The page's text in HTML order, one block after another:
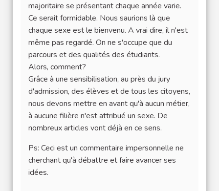
majoritaire se présentant chaque année varie.
Ce serait formidable. Nous saurions là que
chaque sexe est le bienvenu. A vrai dire, il n'est
même pas regardé. On ne s'occupe que du
parcours et des qualités des étudiants.
Alors, comment?
Grâce à une sensibilisation, au près du jury
d'admission, des élèves et de tous les citoyens,
nous devons mettre en avant qu'à aucun métier,
à aucune filière n'est attribué un sexe. De
nombreux articles vont déjà en ce sens.
Ps: Ceci est un commentaire impersonnelle ne
cherchant qu'à débattre et faire avancer ses
idées.